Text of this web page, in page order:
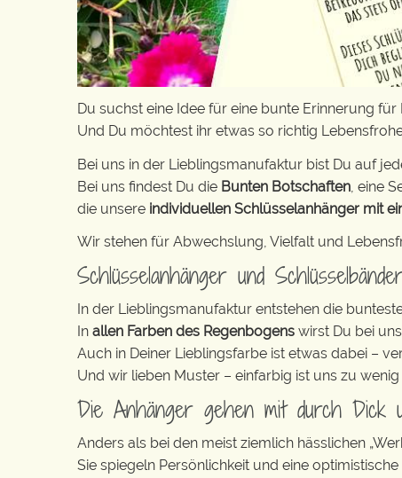
Du suchst eine Idee für eine bunte Erinnerung für
Und Du möchtest ihr etwas so richtig
Bei uns in der Lieblingsmanufaktur bist Du auf
Bei uns findest Du die Bunten Botschaften , eine
die unsere individuellen Schlüsselanhänger mit
Wir stehen für Abwechslung, Vielfalt und
Schlüsselanhänger und
In der Lieblingsmanufaktur entstehen die
In allen Farben des Regenbogens wirst Du bei
Auch in Deiner Lieblingsfarbe ist etwas dabei –
Und wir lieben Muster – einfarbig ist uns zu wenig
Die Anhänger gehen mit durch Dick
Anders als bei den meist ziemlich hässlichen
Sie spiegeln Persönlichkeit und eine